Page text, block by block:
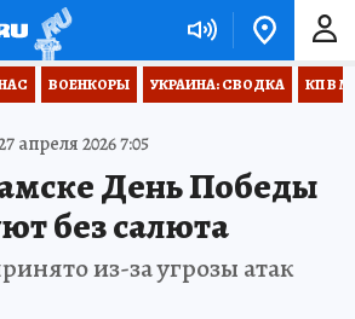
ВОЕНКОРЫ УКРАИНА: СВОДКА КП В
апреля 2026 7:05
День Победы
без салюта
из-за угрозы атак